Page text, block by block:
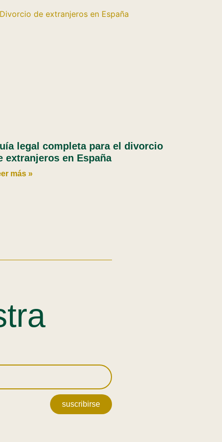
legal completa para el divorcio
extranjeros en España
más »
suscribirse